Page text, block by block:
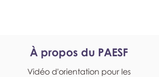
À propos du PAESF
Vidéo d'orientation pour les